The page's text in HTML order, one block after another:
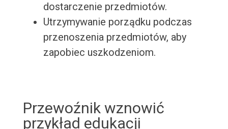
dostarczenie przedmiotów.
Utrzymywanie porządku podczas
przenoszenia przedmiotów, aby
zapobiec uszkodzeniom.
Przewoźnik wznowić
przykład edukacji